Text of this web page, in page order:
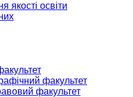
якості освіти
факультет
факультет